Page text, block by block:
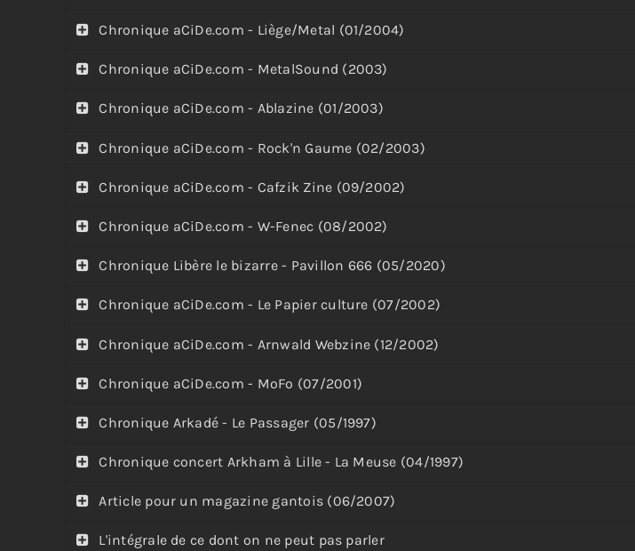
Chronique aCiDe.com - Liège/Metal (01/2004)
Chronique aCiDe.com - MetalSound (2003)
Chronique aCiDe.com - Ablazine (01/2003)
Chronique aCiDe.com - Rock'n Gaume (02/2003)
Chronique aCiDe.com - Cafzik Zine (09/2002)
Chronique aCiDe.com - W-Fenec (08/2002)
Chronique Libère le bizarre - Pavillon 666 (05/2020)
Chronique aCiDe.com - Le Papier culture (07/2002)
Chronique aCiDe.com - Arnwald Webzine (12/2002)
Chronique aCiDe.com - MoFo (07/2001)
Chronique Arkadé - Le Passager (05/1997)
Chronique concert Arkham à Lille - La Meuse (04/1997)
Article pour un magazine gantois (06/2007)
L'intégrale de ce dont on ne peut pas parler